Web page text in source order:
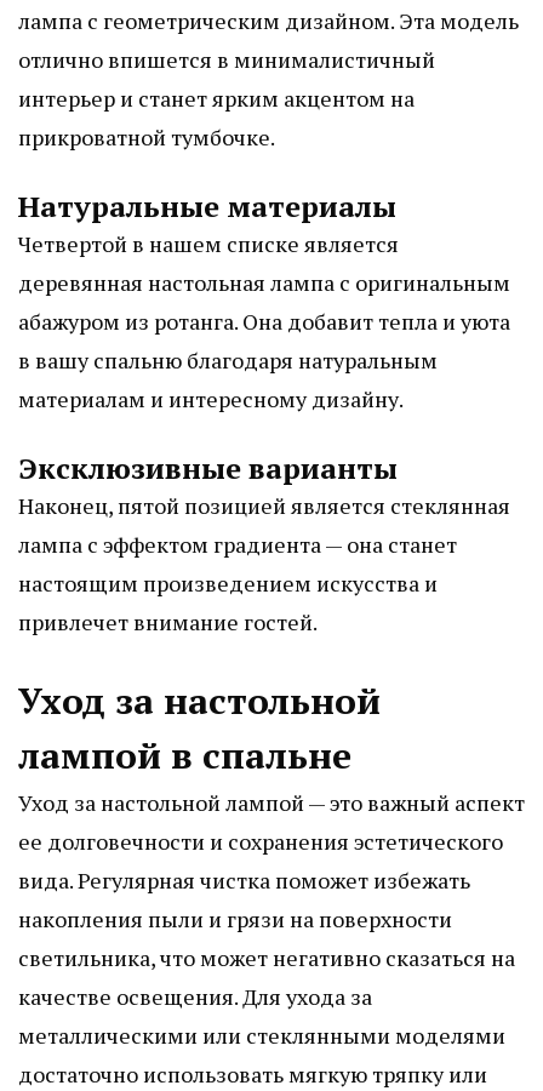
лампа с геометрическим дизайном. Эта модель
отлично впишется в минималистичный
интерьер и станет ярким акцентом на
прикроватной тумбочке.
Натуральные материалы
Четвертой в нашем списке является
деревянная настольная лампа с оригинальным
абажуром из ротанга. Она добавит тепла и уюта
в вашу спальню благодаря натуральным
материалам и интересному дизайну.
Эксклюзивные варианты
Наконец, пятой позицией является стеклянная
лампа с эффектом градиента — она станет
настоящим произведением искусства и
привлечет внимание гостей.
Уход за настольной
лампой в спальне
Уход за настольной лампой — это важный аспект
ее долговечности и сохранения эстетического
вида. Регулярная чистка поможет избежать
накопления пыли и грязи на поверхности
светильника, что может негативно сказаться на
качестве освещения. Для ухода за
металлическими или стеклянными моделями
достаточно использовать мягкую тряпку или